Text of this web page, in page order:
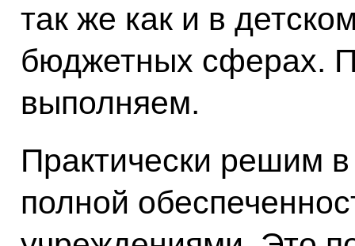
так же как и в
бюджетных сферах.
выполняем.
Практически решим
полной